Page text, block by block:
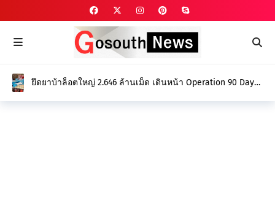
ยึดยาบ้าล็อตใหญ่ 2.646 ล้านเม็ด เดินหน้า Operation 90 Days